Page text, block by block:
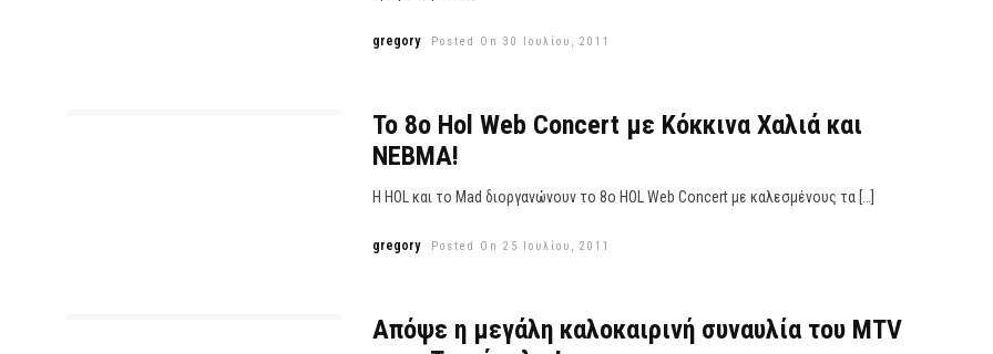
gregory Posted On 30 Ιουλίου, 2011
Το 8o Hol Web Concert με Κόκκινα Χαλιά και
NΕΒΜΑ!
Η HOL και το Mad διοργανώνουν το 8o HOL Web Concert με καλεσμένους τα […]
gregory Posted On 25 Ιουλίου, 2011
Απόψε η μεγάλη καλοκαιρινή συναυλία του MTV